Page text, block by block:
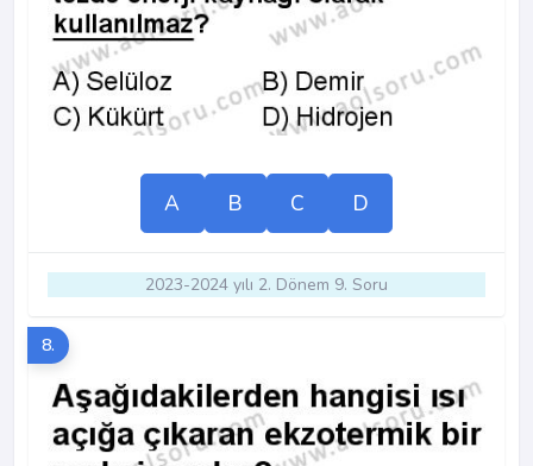
A B C D
2023-2024 yılı 2. Dönem 9. Soru
8.